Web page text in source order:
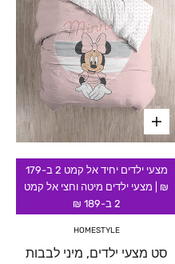
מצעי ילדים יחיד אל קמט 2 ב-179
₪ | מצעי ילדים מיטה וחצי אל קמט
2 ב-189 ₪
HOMESTYLE
סט מצעי ילדים, מיני לבבות